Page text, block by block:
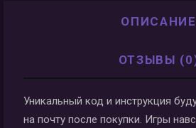
ОПИСАНИЕ
ОТЗЫВЫ
Уникальный код и инструкция
на почту после покупки. Игры